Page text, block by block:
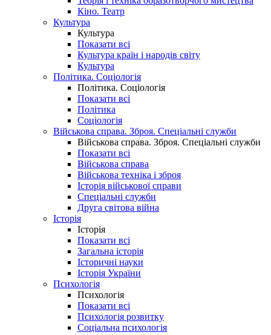
Кіно. Театр
Культура
Культура
Показати всі
Культура країн і народів світу
Культура
Політика. Соціологія
Політика. Соціологія
Показати всі
Політика
Соціологія
Військова справа. Зброя. Спеціальні служби
Військова справа. Зброя. Спеціальні служби
Показати всі
Військова справа
Військова техніка і зброя
Історія військової справи
Спеціальні служби
Друга світова війна
Історія
Історія
Показати всі
Загальна історія
Історичні науки
Історія України
Психологія
Психологія
Показати всі
Психологія розвитку
Соціальна психологія